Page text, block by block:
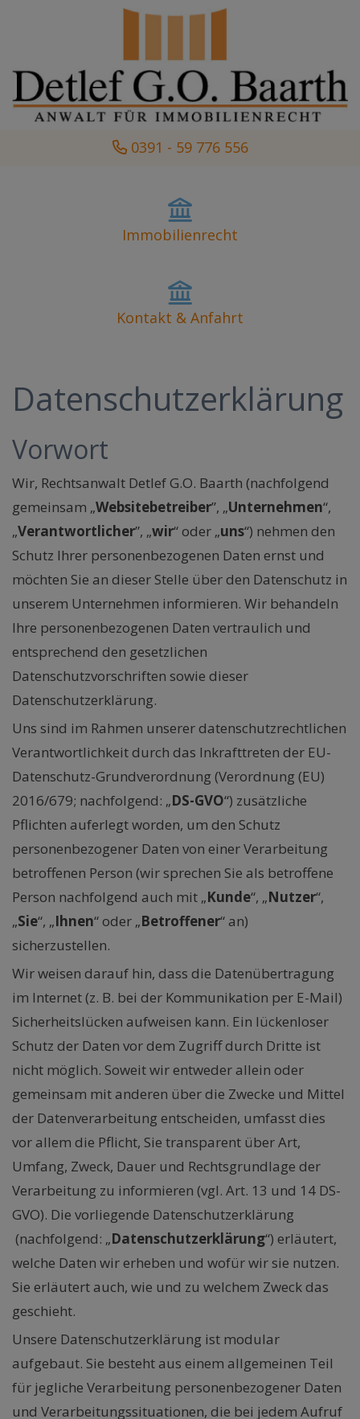
0391 - 59 776 556
Immobilienrecht
Kontakt & Anfahrt
Datenschutzerklärung
Vorwort
Wir, Rechtsanwalt Detlef G.O. Baarth (nachfolgend
gemeinsam „Websitebetreiber”, „Unternehmen“,
„Verantwortlicher”, „wir“ oder „uns“) nehmen den
Schutz Ihrer personenbezogenen Daten ernst und
möchten Sie an dieser Stelle über den Datenschutz in
unserem Unternehmen informieren. Wir behandeln
Ihre personenbezogenen Daten vertraulich und
entsprechend den gesetzlichen
Datenschutzvorschriften sowie dieser
Datenschutzerklärung.
Uns sind im Rahmen unserer datenschutzrechtlichen
Verantwortlichkeit durch das Inkrafttreten der EU-
Datenschutz-Grundverordnung (Verordnung (EU)
2016/679; nachfolgend: „DS-GVO“) zusätzliche
Pflichten auferlegt worden, um den Schutz
personenbezogener Daten von einer Verarbeitung
betroffenen Person (wir sprechen Sie als betroffene
Person nachfolgend auch mit „Kunde“, „Nutzer“,
„Sie“, „Ihnen“ oder „Betroffener“ an)
sicherzustellen.
Wir weisen darauf hin, dass die Datenübertragung
im Internet (z. B. bei der Kommunikation per E-Mail)
Sicherheitslücken aufweisen kann. Ein lückenloser
Schutz der Daten vor dem Zugriff durch Dritte ist
nicht möglich. Soweit wir entweder allein oder
gemeinsam mit anderen über die Zwecke und Mittel
der Datenverarbeitung entscheiden, umfasst dies
vor allem die Pflicht, Sie transparent über Art,
Umfang, Zweck, Dauer und Rechtsgrundlage der
Verarbeitung zu informieren (vgl. Art. 13 und 14 DS-
GVO). Die vorliegende Datenschutzerklärung
(nachfolgend: „Datenschutzerklärung“) erläutert,
welche Daten wir erheben und wofür wir sie nutzen.
Sie erläutert auch, wie und zu welchem Zweck das
geschieht.
Unsere Datenschutzerklärung ist modular
aufgebaut. Sie besteht aus einem allgemeinen Teil
für jegliche Verarbeitung personenbezogener Daten
und Verarbeitungssituationen, die bei jedem Aufruf